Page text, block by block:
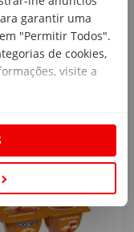
garantir uma
"Permitir Todos".
de cookies,
visite a